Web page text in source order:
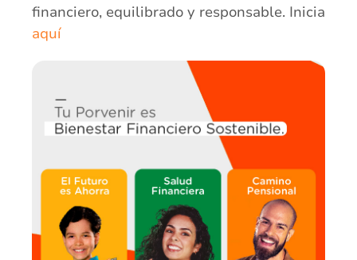
financiero, equilibrado y responsable. Inicia
aquí